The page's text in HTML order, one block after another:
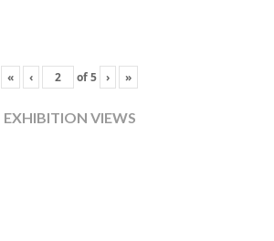
« ‹ of5 › »
EXHIBITION VIEWS